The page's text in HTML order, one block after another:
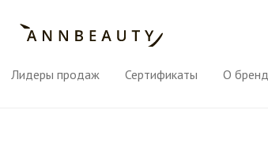
Лидеры продаж Сертификаты О